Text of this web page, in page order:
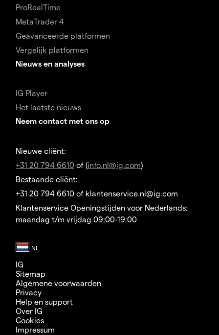
ProRealTime
MetaTrader 4
Geavanceerde platformen
Vergelijk platformen
Nieuws en analyses
IG Player
Het laatste nieuws
Neem contact met ons op
Nieuwe cliënt:
+31 20 794 6610 of (info.nl@ig.com)
Bestaande cliënt:
+31 20 794 6610 of klantenservice.nl@ig.com
Klantenservice Openingstijden voor Nederlands:
maandag t/m vrijdag 09:00-19:00
IG
Sitemap
Algemene voorwaarden
Privacy
Help en support
Over IG
Cookies
Impressum